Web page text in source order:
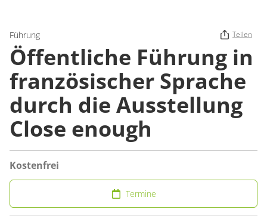
Führung Teilen
Öffentliche Führung in
französischer Sprache
durch die Ausstellung
Close enough
Kostenfrei
Termine